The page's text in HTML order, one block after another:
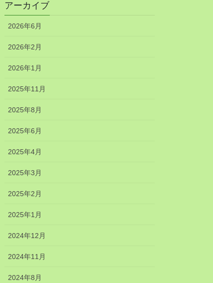
アーカイブ
2026年6月
2026年2月
2026年1月
2025年11月
2025年8月
2025年6月
2025年4月
2025年3月
2025年2月
2025年1月
2024年12月
2024年11月
2024年8月